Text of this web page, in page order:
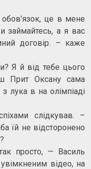
це в мене
займайтесь, а я вас
договір. – каже
Я й від тебе цього
Прит Оксану сама
лука в на олімпіаді
слідкував. –
їй не відсторонено
просто, — Василь
відео, на